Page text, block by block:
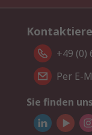
+49 (0)
Per E-
Sie finden